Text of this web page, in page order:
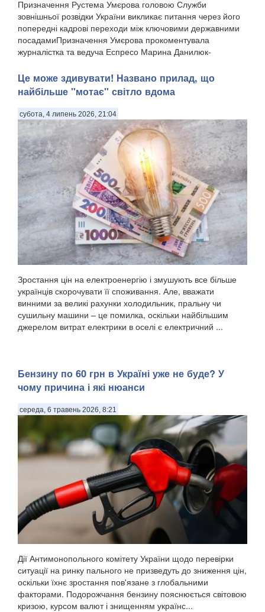
Призначення Рустема Умєрова головою Служби
зовнішньої розвідки України викликає питання через його
попередні кадрові переходи між ключовими державними
посадамиПризначення Умєрова прокоментувала
журналістка та ведуча Еспресо Марина Данилюк-
Це може здивувати! Названо прилад, що
найбільше "мотає" світло вдома
субота, 4 липень 2026, 21:04
Зростання цін на електроенергію і змушують все більше
українців скорочувати її споживання. Але, вважати
винними за великі рахунки холодильник, пральну чи
сушильну машини – це помилка, оскільки найбільшим
джерелом витрат електрики в оселі є електричний ...
Бензину по 60 грн в Україні уже не буде? У
чому причина і які нюанси
середа, 6 травень 2026, 8:21
Дії Антимонопольного комітету України щодо перевірки
ситуації на ринку пального не призведуть до зниження цін,
оскільки їхнє зростання пов'язане з глобальними
факторами. Подорожчання бензину пояснюється світовою
кризою, курсом валют і знищенням українс...